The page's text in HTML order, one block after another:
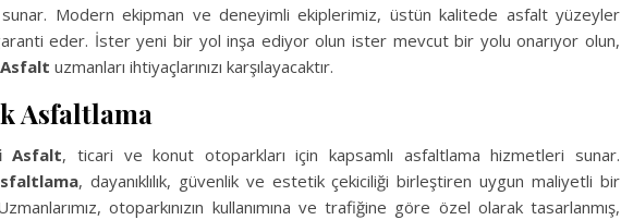
sunar. Modern ekipman ve deneyimli ekiplerimiz, üstün kalitede asfalt yüzeyler
eder. İster yeni bir yol inşa ediyor olun ister mevcut bir yolu onarıyor olun,
uzmanları ihtiyaçlarınızı karşılayacaktır.
Asfaltlama
Asfalt, ticari ve konut otoparkları için kapsamlı asfaltlama hizmetleri sunar.
, dayanıklılık, güvenlik ve estetik çekiciliği birleştiren uygun maliyetli bir
otoparkınızın kullanımına ve trafiğine göre özel olarak tasarlanmış,